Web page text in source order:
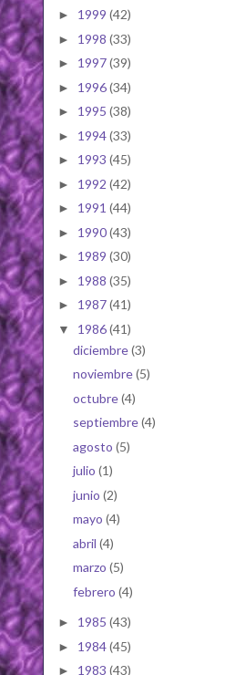
► 1999 (42)
► 1998 (33)
► 1997(39)
► 1996(34)
► 1995 (38)
► 1994(33)
► 1993 (45)
► 1992 (42)
► 1991 (44)
► 1990(43)
► 1989 (30)
► 1988 (35)
► 1987(41)
▼ 1986(41)
diciembre(3)
noviembre(5)
octubre(4)
septiembre(4)
agosto (5)
julio (1)
junio (2)
mayo (4)
abril (4)
marzo (5)
febrero (4)
► 1985 (43)
► 1984(45)
► 1983 (43)